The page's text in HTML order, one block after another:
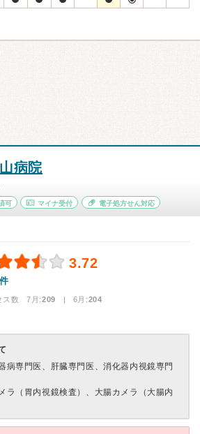
病院
可 マイナ受付 電子処方せん対応
3.72
ス数 7月:209 | 6月:204
病専門医、肝臓専門医、消化器内視鏡専門
ラ（胃内視鏡検査）、大腸カメラ（大腸内